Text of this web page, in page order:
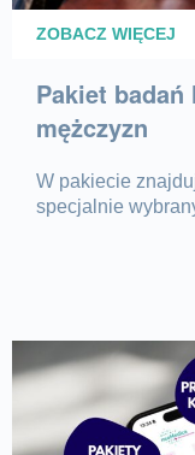
ZOBACZ WIĘCEJ
Pakiet
mężczyzn
W pakiecie
specjalnie